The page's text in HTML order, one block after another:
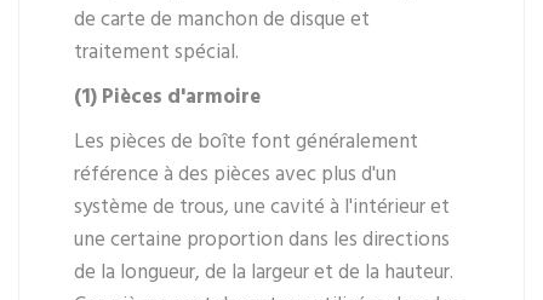
de carte de manchon de disque et
traitement spécial.
(1) Pièces d'armoire
Les pièces de boîte font généralement
référence à des pièces avec plus d'un
système de trous, une cavité à l'intérieur et
une certaine proportion dans les directions
de la longueur, de la largeur et de la hauteur.